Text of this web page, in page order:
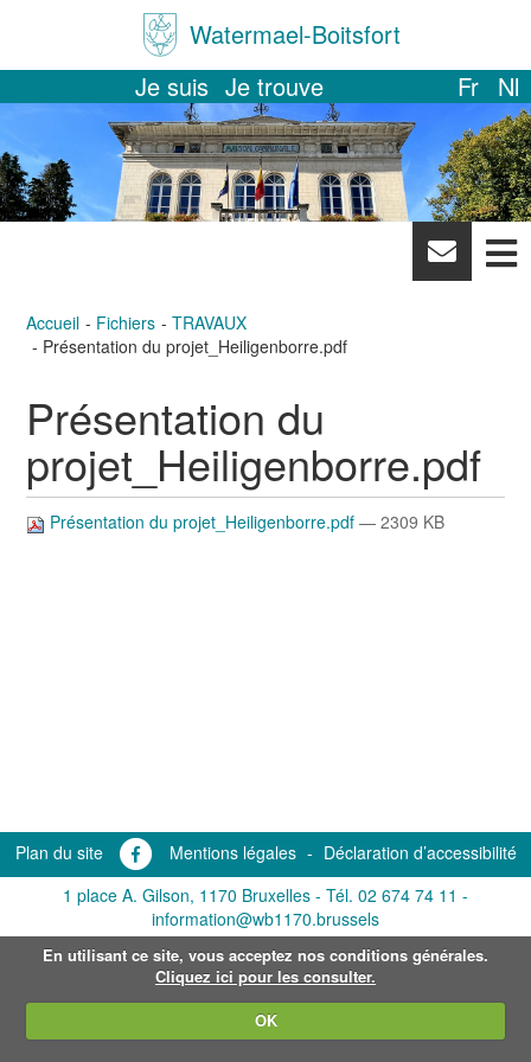
Watermael-Boitsfort
Je suis Je trouve Fr Nl
News
Accueil Fichiers
TRAVAUX
Présentation du projet_Heiligenborre.pdf
Présentation du
projet_Heiligenborre.pdf
Présentation du projet_Heiligenborre.pdf— 2309 KB
Plan du site Mentions légales - Déclaration d’accessibilité
1 place A. Gilson, 1170 Bruxelles - Tél. 02 674 74 11 -
information@wb1170.brussels
En utilisant ce site, vous acceptez nos conditions générales.
Cliquez ici pour les consulter.
OK